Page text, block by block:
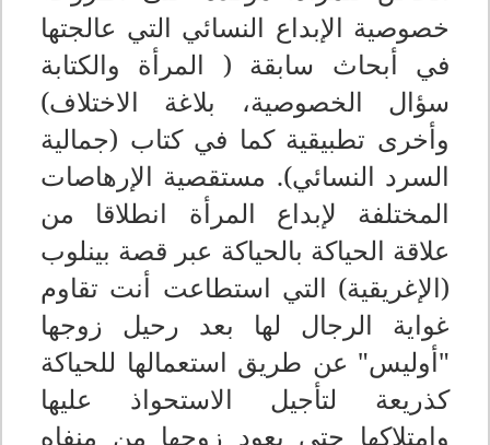
خصوصية الإبداع النسائي التي عالجتها
في أبحاث سابقة ( المرأة والكتابة
سؤال الخصوصية، بلاغة الاختلاف)
وأخرى تطبيقية كما في كتاب (جمالية
السرد النسائي). مستقصية الإرهاصات
المختلفة لإبداع المرأة انطلاقا من
علاقة الحياكة بالحياكة عبر قصة بينلوب
(الإغريقية) التي استطاعت أنت تقاوم
غواية الرجال لها بعد رحيل زوجها
"أوليس" عن طريق استعمالها للحياكة
كذريعة لتأجيل الاستحواذ عليها
وامتلاكها حتى يعود زوجها من منفاه